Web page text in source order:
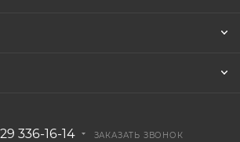
336-16-14 ЗАКАЗАТЬ ЗВОНОК